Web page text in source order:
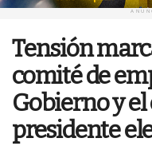
Tensión
comité de
Gobierno y
presidente